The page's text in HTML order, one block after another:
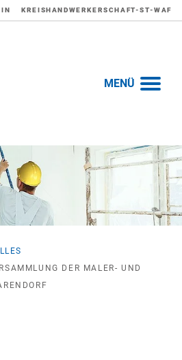
KREISHANDWERKERSCHAFT-ST-WAF
MENÜ
DER MALER- UND